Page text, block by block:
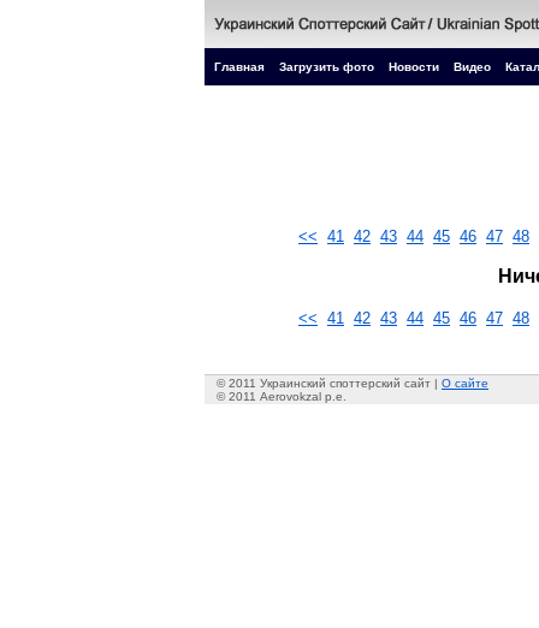
Главная Загрузить фото Новости Видео
<< 41 42 43 44 45 46 47 48
<< 41 42 43 44 45 46 47 48
© 2011 Украинский споттерский сайт | О сайте
© 2011 Aerovokzal p.e.